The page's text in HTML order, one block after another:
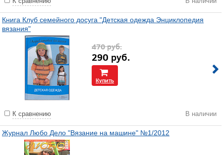
Книга Клуб семейного досуга "Детская одежда Энциклопедия
вязания"
470руб.
290 руб.
Купить
К сравнению В наличии
Журнал Любо Дело "Вязание на машине" №1/2012